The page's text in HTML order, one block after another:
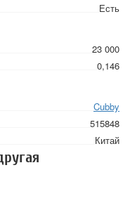
Есть
23 000
0,146
Cubby
515848
Китай